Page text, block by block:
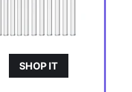
SHOP IT